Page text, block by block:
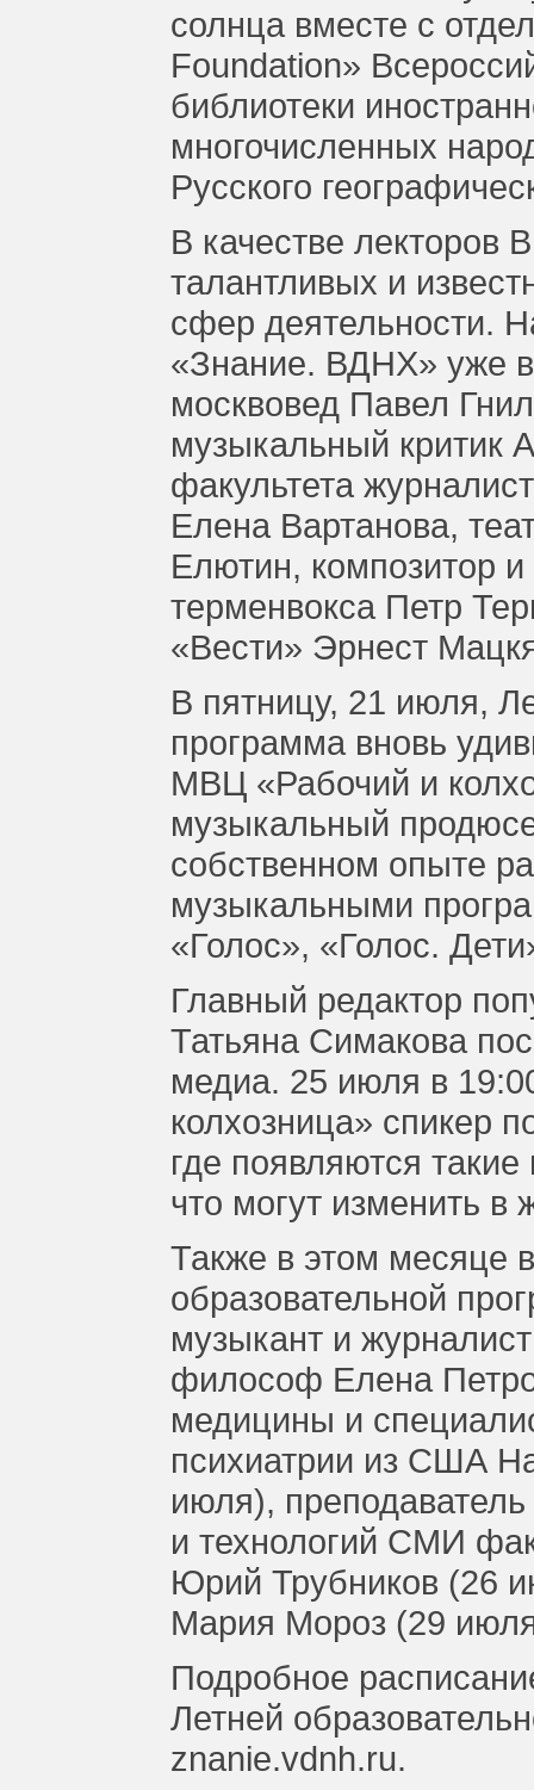
солнца вместе с
Foundation»
библиотеки
многочисленных
Русского
В качестве лекторов
талантливых и
сфер деятельности.
«Знание. ВДНХ» уже
москвовед Павел
музыкальный критик
факультета
Елена Вартанова,
Елютин, композитор
терменвокса Петр
«Вести» Эрнест
В пятницу, 21 июля,
программа вновь
МВЦ «Рабочий и
музыкальный
собственном опыте
музыкальными
«Голос», «Голос.
Главный редактор
Татьяна Симакова
медиа. 25 июля в
колхозница» спикер
где появляются
что могут изменить в
Также в этом месяце
образовательной
музыкант и
философ Елена
медицины и
психиатрии из США
июля),
и технологий СМИ
Юрий Трубников (26
Мария Мороз (29
Подробное
Летней
znanie.vdnh.ru.